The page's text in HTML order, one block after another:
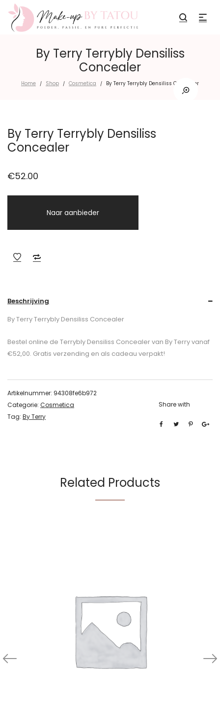
By Terry Terrybly Densiliss
Concealer
Home / Shop / Cosmetica / By Terry Terrybly Densiliss Concealer
By Terry Terrybly Densiliss
Concealer
€52.00
Naar aanbieder
Beschrijving
By Terry Terrybly Densiliss Concealer
Bestel online de Terrybly Densiliss Concealer van By Terry vanaf
€52,00. Gratis verzending en als cadeau verpakt!
Artikelnummer: 94308fe6b972
Categorie: Cosmetica
Tag: By Terry
Share with
Related Products